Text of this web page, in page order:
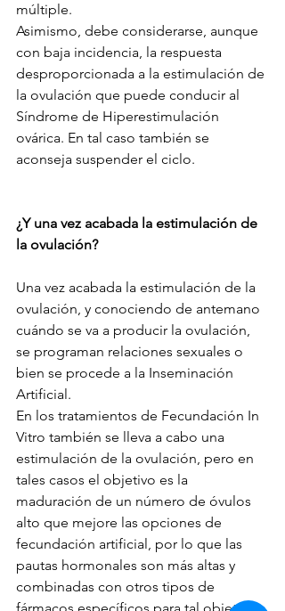
múltiple.
Asimismo, debe considerarse, aunque
con baja incidencia, la respuesta
desproporcionada a la estimulación de
la ovulación que puede conducir al
Síndrome de Hiperestimulación
ovárica. En tal caso también se
aconseja suspender el ciclo.
¿Y una vez acabada la estimulación de
la ovulación?
Una vez acabada la estimulación de la
ovulación, y conociendo de antemano
cuándo se va a producir la ovulación,
se programan relaciones sexuales o
bien se procede a la Inseminación
Artificial.
En los tratamientos de Fecundación In
Vitro también se lleva a cabo una
estimulación de la ovulación, pero en
tales casos el objetivo es la
maduración de un número de óvulos
alto que mejore las opciones de
fecundación artificial, por lo que las
pautas hormonales son más altas y
combinadas con otros tipos de